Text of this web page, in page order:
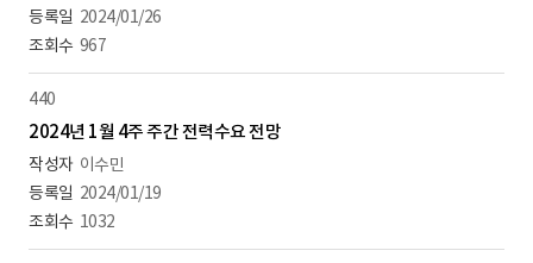
2024/01/26
967
440
2024년 1월 4주 주간 전력수요 전망
이수민
2024/01/19
1032